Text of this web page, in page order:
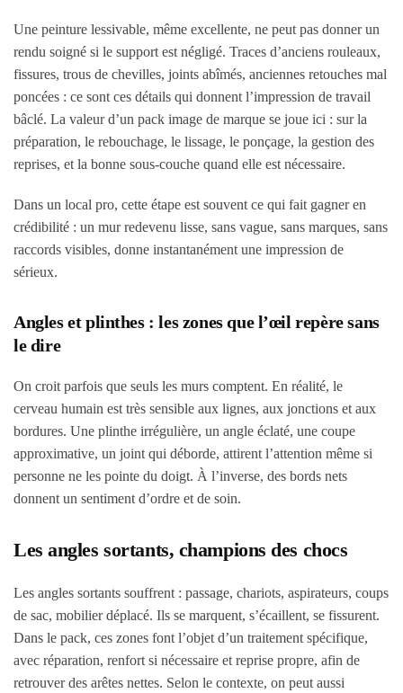
Une peinture lessivable, même excellente, ne peut pas donner un
rendu soigné si le support est négligé. Traces d’anciens rouleaux,
fissures, trous de chevilles, joints abîmés, anciennes retouches mal
poncées : ce sont ces détails qui donnent l’impression de travail
bâclé. La valeur d’un pack image de marque se joue ici : sur la
préparation, le rebouchage, le lissage, le ponçage, la gestion des
reprises, et la bonne sous-couche quand elle est nécessaire.
Dans un local pro, cette étape est souvent ce qui fait gagner en
crédibilité : un mur redevenu lisse, sans vague, sans marques, sans
raccords visibles, donne instantanément une impression de
sérieux.
Angles et plinthes : les zones que l’œil repère sans
le dire
On croit parfois que seuls les murs comptent. En réalité, le
cerveau humain est très sensible aux lignes, aux jonctions et aux
bordures. Une plinthe irrégulière, un angle éclaté, une coupe
approximative, un joint qui déborde, attirent l’attention même si
personne ne les pointe du doigt. À l’inverse, des bords nets
donnent un sentiment d’ordre et de soin.
Les angles sortants, champions des chocs
Les angles sortants souffrent : passage, chariots, aspirateurs, coups
de sac, mobilier déplacé. Ils se marquent, s’écaillent, se fissurent.
Dans le pack, ces zones font l’objet d’un traitement spécifique,
avec réparation, renfort si nécessaire et reprise propre, afin de
retrouver des arêtes nettes. Selon le contexte, on peut aussi